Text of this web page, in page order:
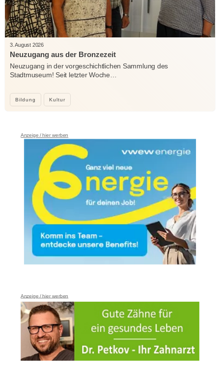
Bildung Kultur
3. August 2026
Neuzugang aus der Bronzezeit
Neuzugang in der vorgeschichtlichen Sammlung des
Stadtmuseum! Seit letzter Woche…
Anzeige / hier werben
Anzeige / hier werben